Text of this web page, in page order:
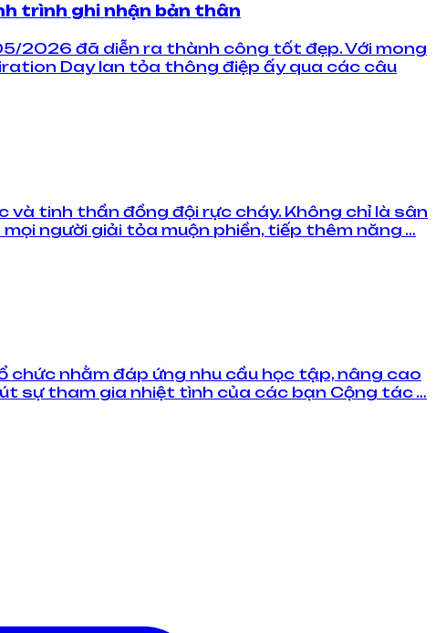
trình ghi nhận bản thân
2026 đã diễn ra thành công tốt đẹp. Với mong
Day lan tỏa thông điệp ấy qua các câu
tinh thần đồng đội rực cháy. Không chỉ là sân
người giải tỏa muộn phiền, tiếp thêm năng …
chức nhằm đáp ứng nhu cầu học tập, nâng cao
sự tham gia nhiệt tình của các bạn Cộng tác …